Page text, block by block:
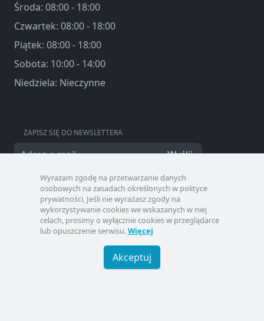
Wyrażam zgodę na przetwarzanie danych
osobowych na zasadach określonych w polityce
prywatności, Jeśli nie wyrażasz zgody na
wykorzystywanie cookies we wskazanych w niej
celach, prosimy o wyłącznie cookies w przeglądarce
lub opuszczenie serwisu.Więcej
Akceptuj
ZAPISZ SIĘ DO NEWSLETTERA
Wyślij
Środa: 08:00 - 18:00
Czwartek: 08:00 - 18:00
Piątek: 08:00 - 18:00
Sobota: 10:00 - 14:00
Niedziela: Nieczynne